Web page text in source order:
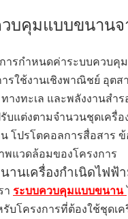
บคุมแบบขนานจ
ารกำหนดค่าระบบควบคุ
รใช้งานเชิงพาณิชย์ อุตส
างทะเล และพลังงานสำ
บแต่งตามจำนวนชุดเครื่อ
โปรโตคอลการสื่อสาร
พแวดล้อมของโครงการ
านเครื่องกำเนิดไฟฟ้
า ระบบควบคุมแบบขนาน
บโครงการที่ต้องใช้ชุดเค